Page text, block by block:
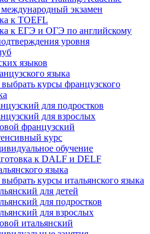
экзамен
к TOEFL
к ЕГЭ и ОГЭ по английскому
уровня
языков
языка
курсы французского
для подростков
для взрослых
французский
курс
обучение
к DALF и DELF
языка
курсы итальянского языка
для детей
для подростков
для взрослых
итальянский